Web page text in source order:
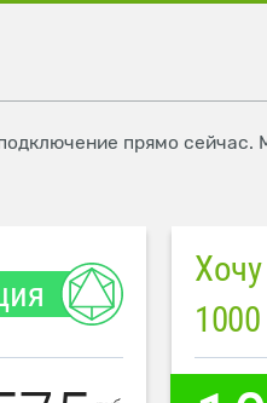
прямо
1000